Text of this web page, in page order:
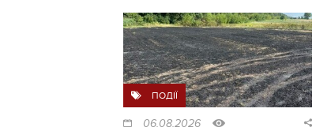
ПОДІЇ
06.08.2026